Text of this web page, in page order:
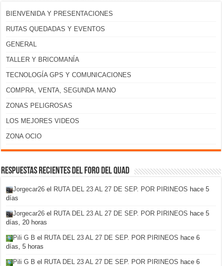
BIENVENIDA Y PRESENTACIONES
RUTAS QUEDADAS Y EVENTOS
GENERAL
TALLER Y BRICOMANÍA
TECNOLOGÍA GPS Y COMUNICACIONES
COMPRA, VENTA, SEGUNDA MANO
ZONAS PELIGROSAS
LOS MEJORES VIDEOS
ZONA OCIO
Respuestas recientes del foro del Quad
Jorgecar26 el RUTA DEL 23 AL 27 DE SEP. POR PIRINEOS hace 5
días
Jorgecar26 el RUTA DEL 23 AL 27 DE SEP. POR PIRINEOS hace 5
días, 20 horas
Pili G B el RUTA DEL 23 AL 27 DE SEP. POR PIRINEOS hace 6
días, 5 horas
Pili G B el RUTA DEL 23 AL 27 DE SEP. POR PIRINEOS hace 6